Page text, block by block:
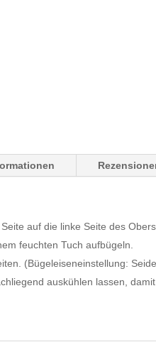
auf die linke Seite des
feuchten Tuch aufbügeln.
(Bügeleiseneinstellung:
auskühlen lassen,